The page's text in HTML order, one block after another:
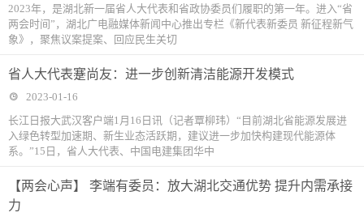
2023年，是湖北新一届省人大代表和省政协委员们履职的第一年。进入“省
两会时间”，湖北广电融媒体新闻中心推出专栏《新代表新委员 新征程新气
象》，聚焦议案提案、回应民生关切
省人大代表蹇尚友：进一步创新清洁能源开发模式
2023-01-16
长江日报大武汉客户端1月16日讯（记者覃柳玮）“目前湖北省能源发展进
入绿色转型加速期、新生业态活跃期，建议进一步加快构建现代能源体
系。”15日，省人大代表、中国电建集团华中
【两会心声】 李端有委员：放大湖北交通优势 提升内需承接
力